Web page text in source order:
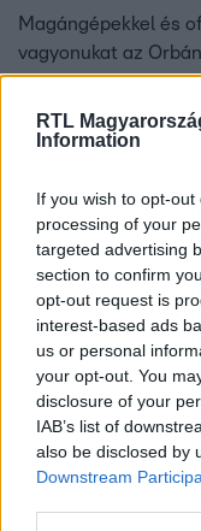
RTL
Information
If you wish to opt-
processing of your
targeted advertising
section to confirm
opt-out request is
interest-based ads
us or personal
your opt-out. You
disclosure of your
IAB’s list of
also be disclosed by
Downstream
Magángépekkel és
vagyonukat az
Péter
Híradó
2026. április 18. 16:54
10-ből már csak
birtokán